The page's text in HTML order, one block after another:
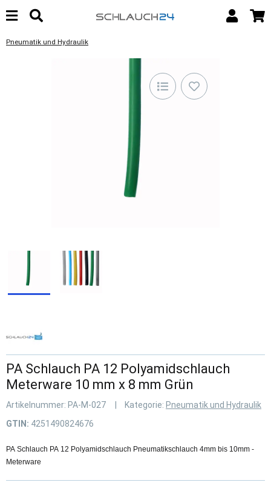
Pneumatik und Hydraulik
PA Schlauch PA 12 Polyamidschlauch
Meterware 10 mm x 8 mm Grün
Artikelnummer: PA-M-027 Kategorie: Pneumatik und Hydraulik
GTIN: 4251490824676
PA Schlauch PA 12 Polyamidschlauch Pneumatikschlauch 4mm bis 10mm -
Meterware